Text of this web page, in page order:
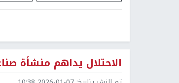
الاحتلال يداهم منشأة